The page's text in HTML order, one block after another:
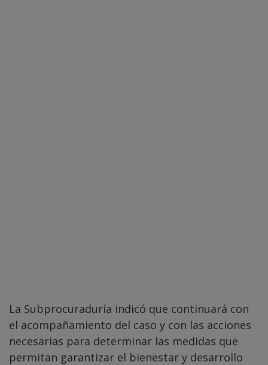
La Subprocuraduría indicó que continuará con
el acompañamiento del caso y con las acciones
necesarias para determinar las medidas que
permitan garantizar el bienestar y desarrollo